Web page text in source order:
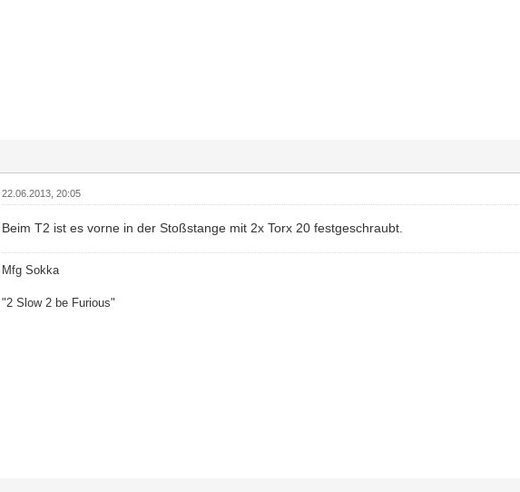
22.06.2013, 20:05
Beim T2 ist es vorne in der Stoßstange mit 2x Torx 20 festgeschraubt.
Mfg Sokka
"2 Slow 2 be Furious"